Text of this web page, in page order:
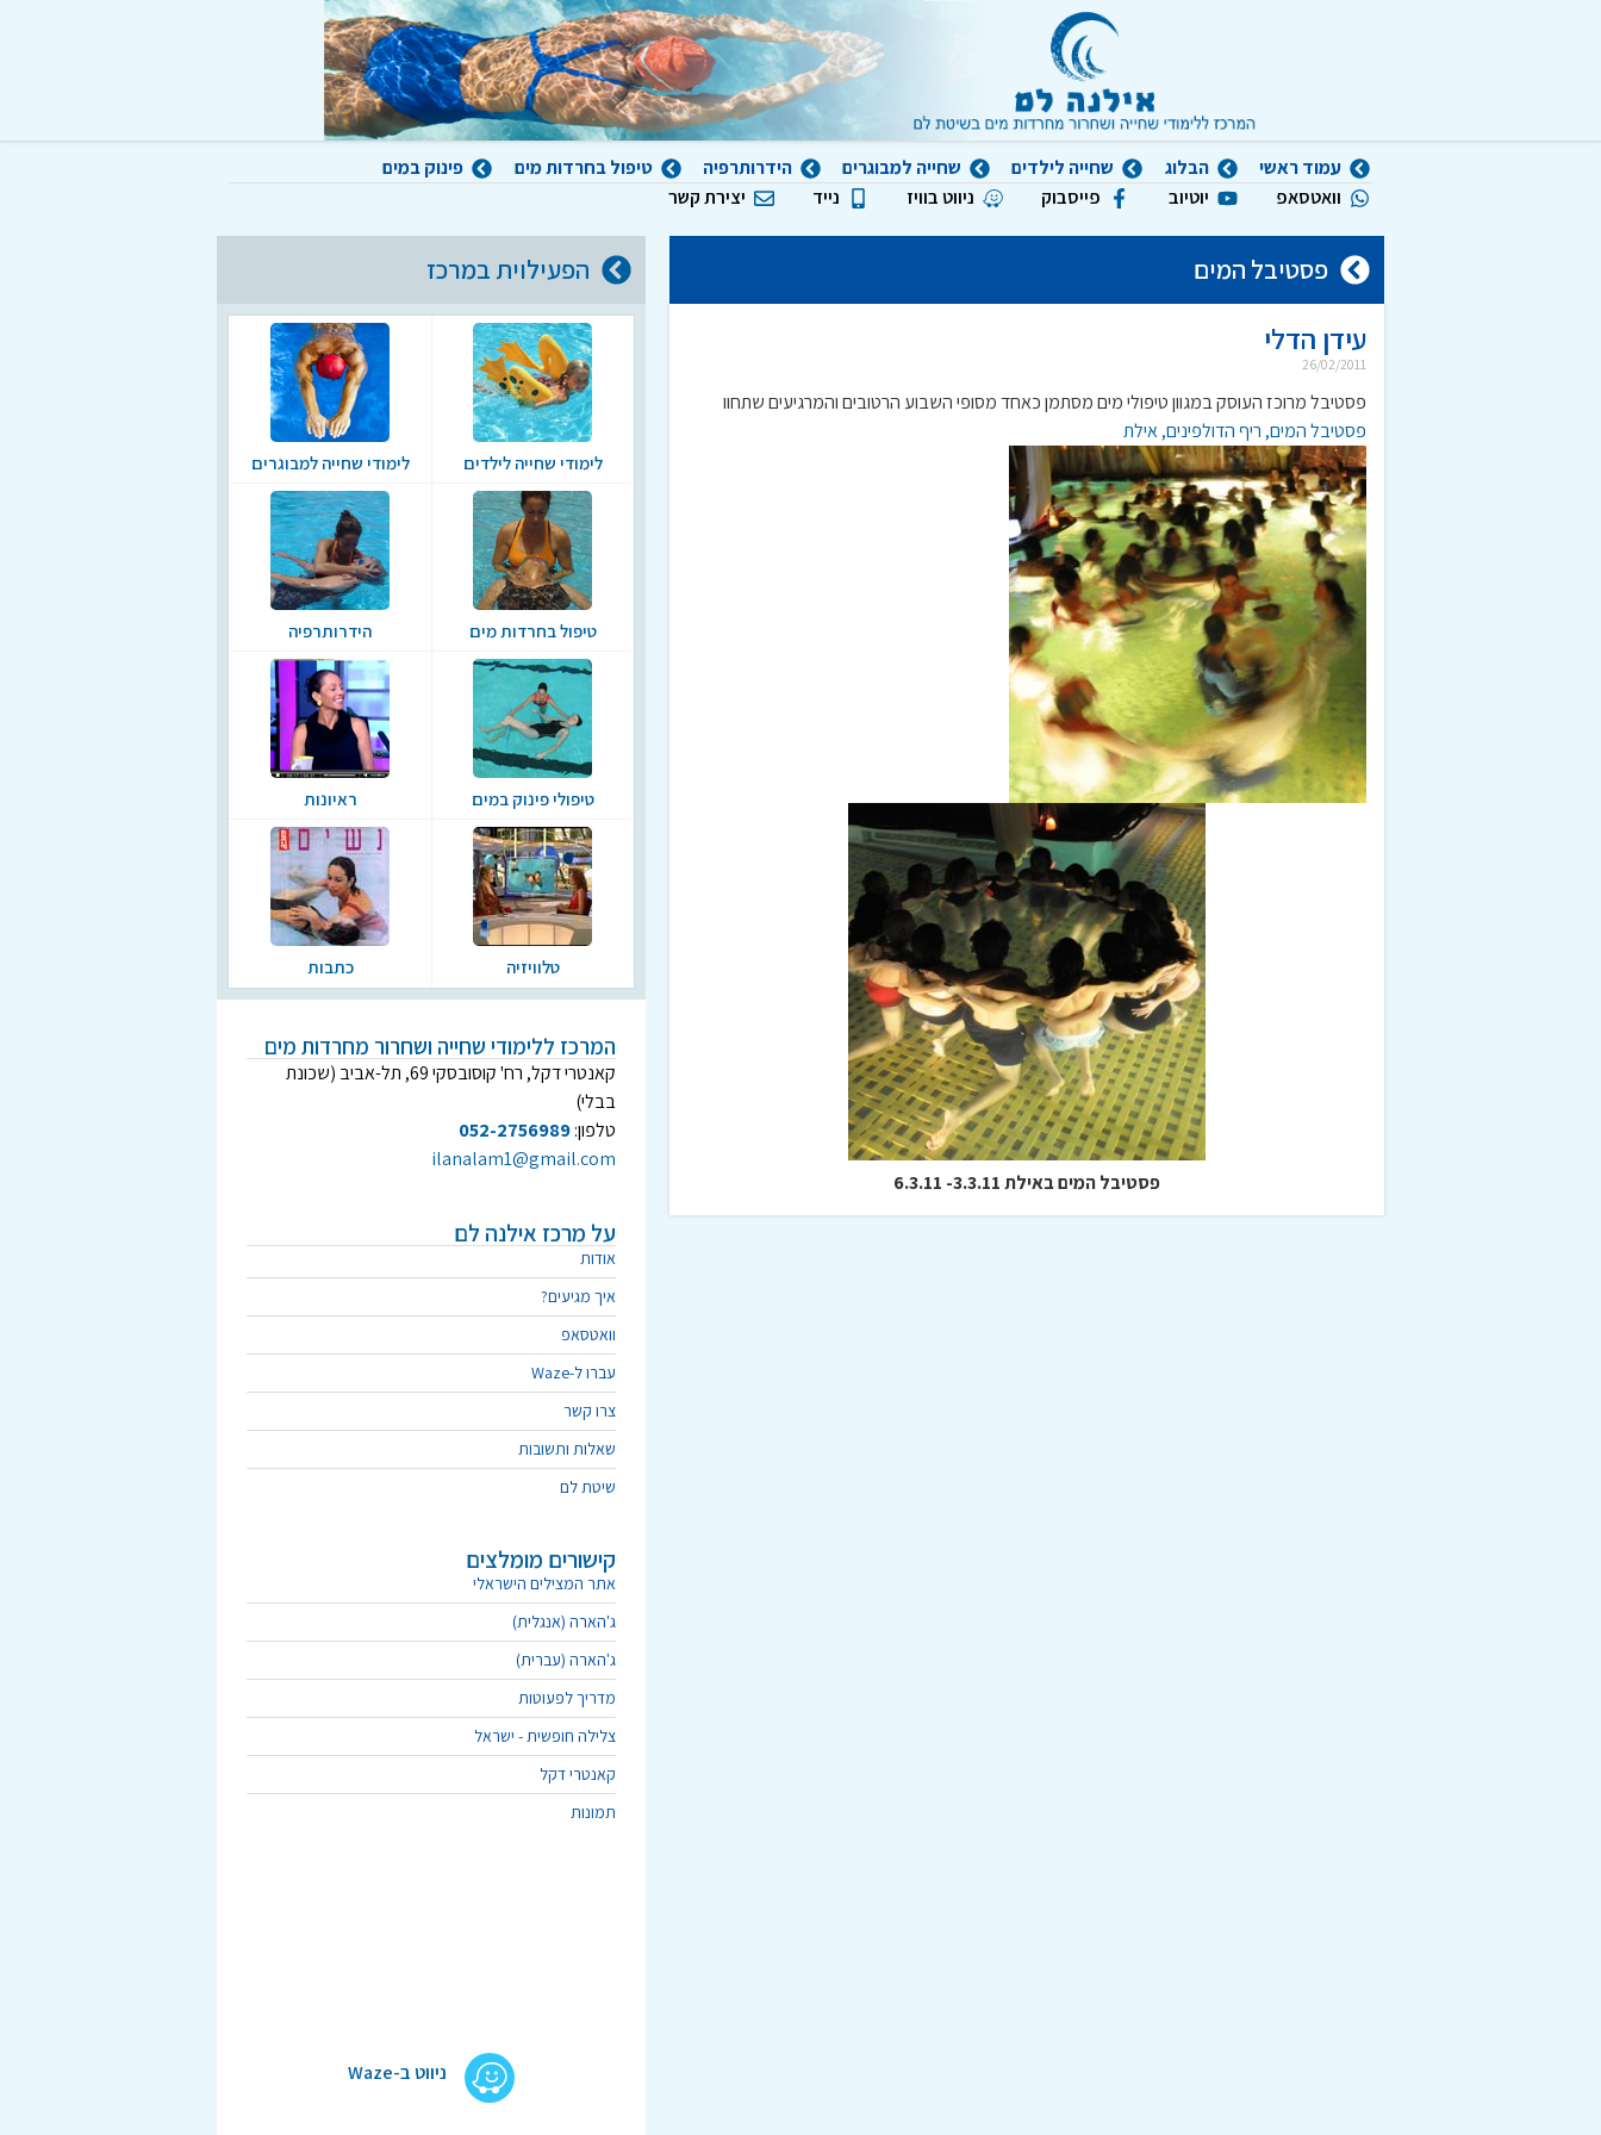
עמוד ראשי הבלוג שחייה לילדים שחייה למבוגרים הידרותרפיה טיפול בחרדות מים
פינוק במים
וואטסאפ
יוטיוב פייסבוק ניווט בוויז נייד יצירת קשר
פסטיבל המים
עידן הדלי
26/02/2011
פסטיבל מרוכז העוסק במגוון טיפולי מים מסתמן כאחד מסופי השבוע הרטובים והמרגיעים שתחוו
פסטיבל המים, ריף הדולפינים, אילת
פסטיבל המים באילת 3.3.11- 6.3.11
הפעילוית במרכז
לימודי שחייה לילדים לימודי שחייה למבוגרים
טיפול בחרדות מים הידרותרפיה
טיפולי פינוק במים ראיונות
טלוויזיה כתבות
המרכז ללימודי שחייה ושחרור מחרדות מים
קאנטרי דקל, רח' קוסובסקי 69, תל-אביב (שכונת
בבלי)
טלפון:052-2756989
ilanalam1@gmail.com
על מרכז אילנה לם
אודות
איך מגיעים?
וואטסאפ
עברו ל-Waze
צרו קשר
שאלות ותשובות
שיטת לם
קישורים מומלצים
אתר המצילים הישראלי
ג'הארה (אנגלית)
ג'הארה (עברית)
מדריך לפעוטות
צלילה חופשית - ישראל
קאנטרי דקל
תמונות
ניווט ב-Waze